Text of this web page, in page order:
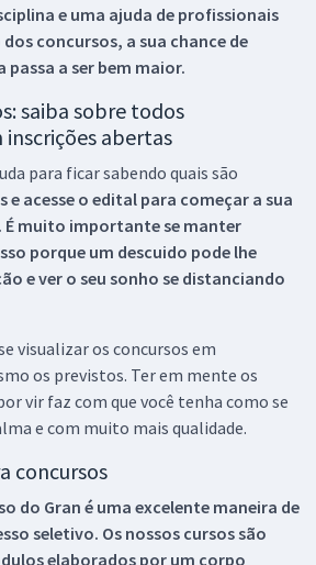
e uma ajuda de profissionais
dos concursos, a sua chance de
a ser bem maior.
saiba sobre todos
inscrições abertas
para ficar sabendo quais são
e acesse o edital para começar a sua
muito importante se manter
porque um descuido pode lhe
e ver o seu sonho se distanciando
visualizar os concursos em
os previstos. Ter em mente os
vir faz com que você tenha como se
e com muito mais qualidade.
concursos
do Gran é uma excelente maneira de
seletivo. Os nossos cursos são
elaborados por um corpo